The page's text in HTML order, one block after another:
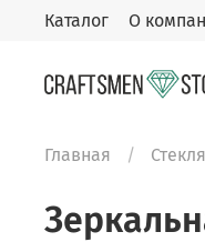
Каталог О
Главная